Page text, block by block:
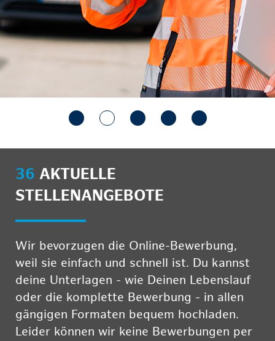
36 AKTUELLE
STELLENANGEBOTE
Wir bevorzugen die Online-Bewerbung,
weil sie einfach und schnell ist. Du kannst
deine Unterlagen - wie Deinen Lebenslauf
oder die komplette Bewerbung - in allen
gängigen Formaten bequem hochladen.
Leider können wir keine Bewerbungen per